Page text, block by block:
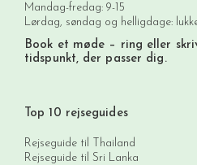
Mandag-fredag: 9-15
Lørdag, søndag og helligdage:
Book et møde – ring eller
tidspunkt, der passer dig.
Top 10 rejseguides
Rejseguide til Thailand
Rejseguide til Sri Lanka